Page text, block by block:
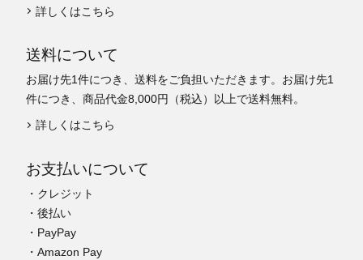
詳しくはこちら
送料について
お届け先1件につき、送料をご負担いただきます。お届け先1
件につき、商品代金8,000円（税込）以上で送料無料。
詳しくはこちら
お支払いについて
・クレジット
・後払い
・PayPay
・Amazon Pay